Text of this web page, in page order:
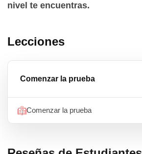
nivel te encuentras.
Lecciones
Comenzar la prueba
Comenzar la prueba